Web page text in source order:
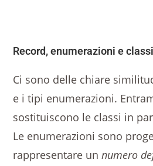
Record, enumerazioni e classi
Ci sono delle chiare
e i tipi enumerazioni.
sostituiscono le classi in
Le enumerazioni sono
rappresentare unnumero